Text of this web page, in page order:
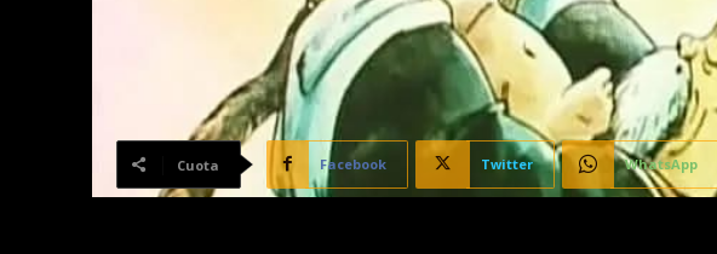
Cuota Facebook Twitter WhatsApp